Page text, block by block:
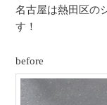
名古屋は熱田区の
す！
before